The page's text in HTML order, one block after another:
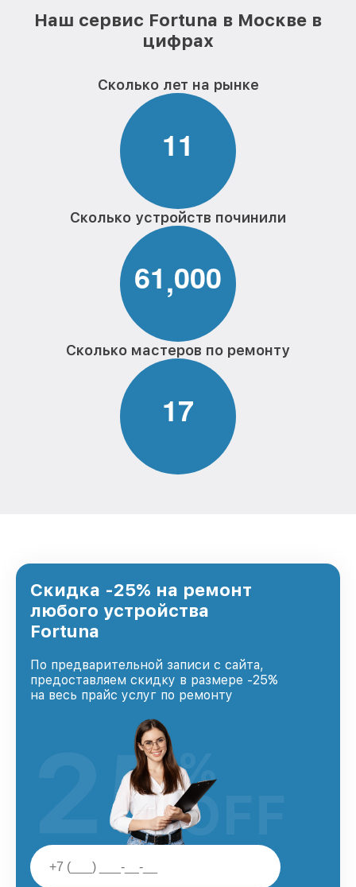
Наш сервис Fortuna в Москве в
цифрах
Сколько лет на рынке
11
Сколько устройств починили
61,000
Сколько мастеров по ремонту
17
Скидка -25% на ремонт
любого устройства
Fortuna
По предварительной записи с сайта,
предоставляем скидку в размере -25%
на весь прайс услуг по ремонту
25%
OFF